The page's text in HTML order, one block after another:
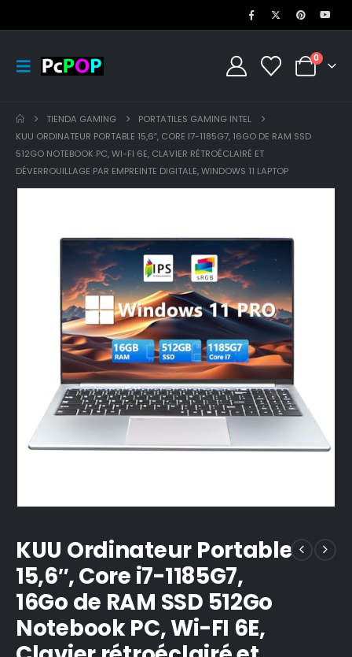
0
TIENDA GAMING
PORTATILES GAMING INTEL
KUU ORDINATEUR PORTABLE 15,6″, CORE I7-1185G7, 16GO DE RAM SSD
512GO NOTEBOOK PC, WI-FI 6E, CLAVIER RÉTROÉCLAIRÉ ET
DÉVERROUILLAGE PAR EMPREINTE DIGITALE, WINDOWS 11 LAPTOP
KUU Ordinateur Portable
15,6″, Core i7-1185G7,
16Go de RAM SSD 512Go
Notebook PC, Wi-FI 6E,